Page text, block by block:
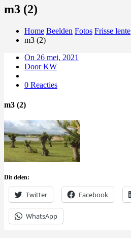
m3 (2)
Home Beelden Fotos Frisse lente
m3 (2)
On 26 mei, 2021
Door KW
0 Reacties
m3 (2)
Dit delen:
Twitter Facebook
WhatsApp